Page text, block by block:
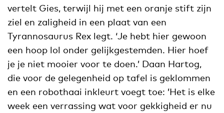
vertelt Gies, terwijl hij met een oranje stift zijn
ziel en zaligheid in een plaat van een
Tyrannosaurus Rex legt. ‘Je hebt hier gewoon
een hoop lol onder gelijkgestemden. Hier hoef
je je niet mooier voor te doen.’ Daan Hartog,
die voor de gelegenheid op tafel is geklommen
en een robothaai inkleurt voegt toe: ’Het is elke
week een verrassing wat voor gekkigheid er nu